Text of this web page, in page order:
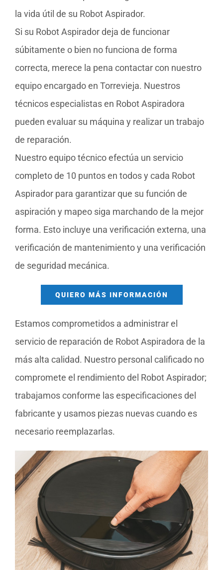
la vida útil de su Robot Aspirador.
Si su Robot Aspirador deja de funcionar
súbitamente o bien no funciona de forma
correcta, merece la pena contactar con nuestro
equipo encargado en Torrevieja. Nuestros
técnicos especialistas en Robot Aspiradora
pueden evaluar su máquina y realizar un trabajo
de reparación.
Nuestro equipo técnico efectúa un servicio
completo de 10 puntos en todos y cada Robot
Aspirador para garantizar que su función de
aspiración y mapeo siga marchando de la mejor
forma. Esto incluye una verificación externa, una
verificación de mantenimiento y una verificación
de seguridad mecánica.
QUIERO MÁS INFORMACIÓN
Estamos comprometidos a administrar el
servicio de reparación de Robot Aspiradora de la
más alta calidad. Nuestro personal calificado no
compromete el rendimiento del Robot Aspirador;
trabajamos conforme las especificaciones del
fabricante y usamos piezas nuevas cuando es
necesario reemplazarlas.